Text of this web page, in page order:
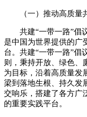
（一）推动高质量
共建“一带一路”倡议
是中国为世界提供的广
台。共建“一带一路”倡
则，秉持开放、绿色、
为目标，沿着高质量发
梁到落地生根、持久发
交响乐，搭建了各方广
的重要实践平台。